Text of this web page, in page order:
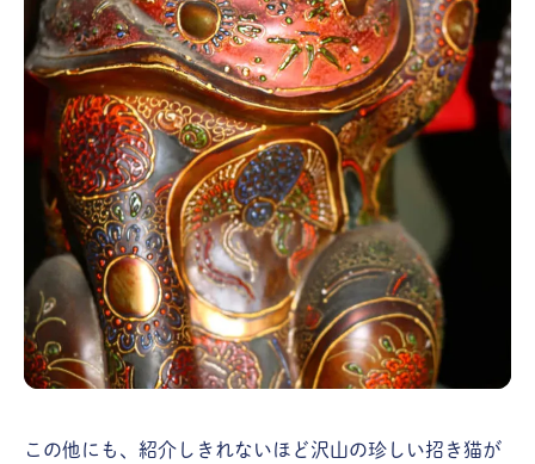
この他にも、紹介しきれないほど沢山の珍しい招き猫が